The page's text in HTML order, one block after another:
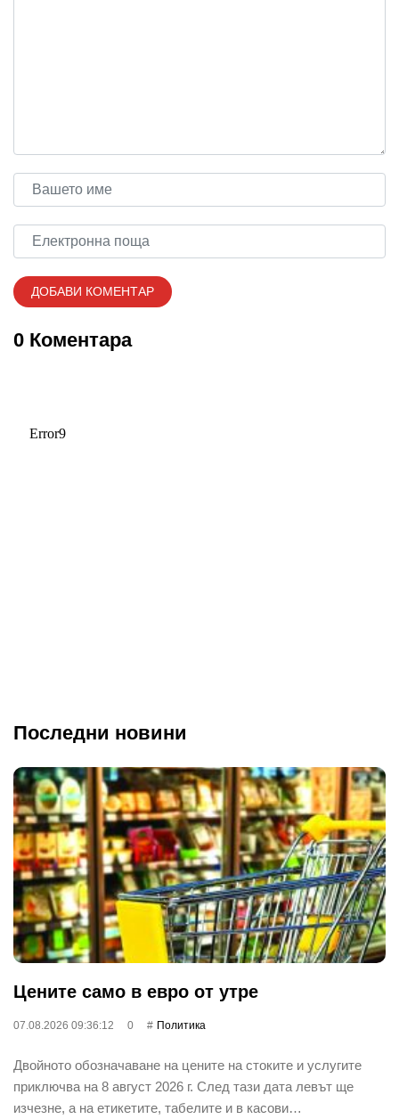
0 Коментара
Последни новини
Цените само в евро от утре
07.08.2026 09:36:12 0 Политика
Двойното обозначаване на цените на стоките и услугите
приключва на 8 август 2026 г. След тази дата левът ще
изчезне, а на етикетите, табелите и в касови…